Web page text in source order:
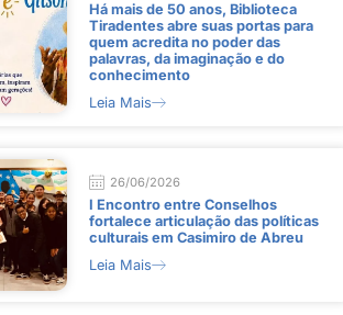
Há mais de 50 anos, Biblioteca
Tiradentes abre suas portas para
quem acredita no poder das
palavras, da imaginação e do
conhecimento
Leia Mais
26/06/2026
I Encontro entre Conselhos
fortalece articulação das políticas
culturais em Casimiro de Abreu
Leia Mais